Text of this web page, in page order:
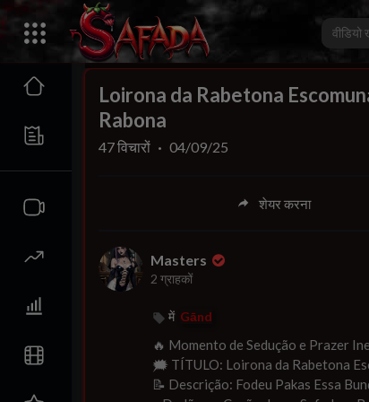
00:00
Loirona da Rabetona
Rabona
47विचारों · 04/09/25
शेयर करना
Masters
2 ग्राहकों
में Gānd
⁣🔥 ⁣Momento de Sedução e Prazer
🗯 ⁣⁣TÍTULO: ⁣Loirona da Rabetona
📝 Descrição: Fodeu Pakas Essa